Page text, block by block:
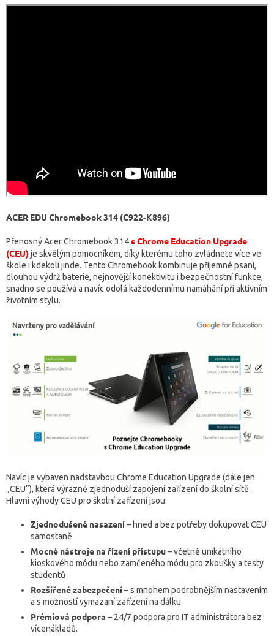
ACER EDU Chromebook 314 (C922-K896)
Přenosný Acer Chromebook 314s Chrome Education Upgrade
(CEU) je skvělým pomocníkem, díky kterému toho zvládnete více ve
škole i kdekoli jinde. Tento Chromebook kombinuje příjemné psaní,
dlouhou výdrž baterie, nejnovější konektivitu i bezpečnostní funkce,
snadno se používá a navíc odolá každodennímu namáhání při aktivním
životním stylu.
Navíc je vybaven nadstavbou Chrome Education Upgrade (dále jen
„CEU“), která výrazně zjednoduší zapojení zařízení do školní sítě.
Hlavní výhody CEU pro školní zařízení jsou:
Zjednodušené nasazení– hned a bez potřeby dokupovat CEU
samostaně
Mocné nástroje na řízení přístupu– včetně unikátního
kioskového módu nebo zamčeného módu pro zkoušky a testy
studentů
Rozšířené zabezpečení– s mnohem podrobnějším nastavením
a s možností vymazaní zařízení na dálku
Prémiová podpora – 24/7 podpora pro IT administrátora bez
vícenákladů.